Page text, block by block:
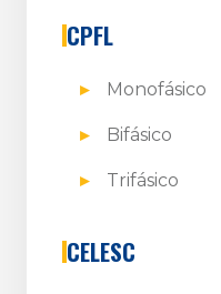
CPFL
Monofásico
Bifásico
Trifásico
CELESC